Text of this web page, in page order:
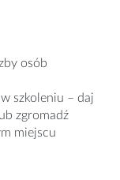
osób
szkoleniu – daj
zgromadź
miejscu